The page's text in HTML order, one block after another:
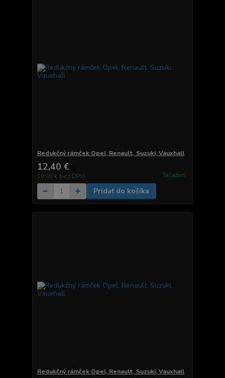
Redukčný rámček Opel, Renault, Suzuki, Vauxhall
12,40 €
10,08 € bez DPH Skladom
Pridať do košíka
Redukčný rámček Opel, Renault, Suzuki, Vauxhall